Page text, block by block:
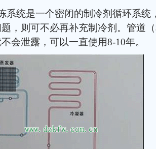
系统是一个密闭的制冷剂循环系统
，则可不必再补充制冷剂。管道
会泄露，可以一直使用8-10年。